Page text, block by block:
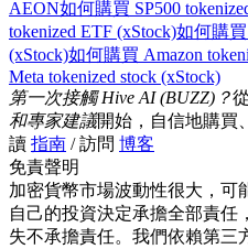
登錄註冊
AEON如何購買 SP500
tokenized ETF (xStock)如何購買
(xStock)如何購買 Amazon
Meta tokenized stock (xStock)
第一次接觸 Hive AI (BUZZ)？
和專家建議開始，自信地購買
讀 指南 / 訪問 博客
免責聲明
加密貨幣市場波動性很大，可
自己的投資決定承擔全部責任
失不承擔責任。我們依賴第三